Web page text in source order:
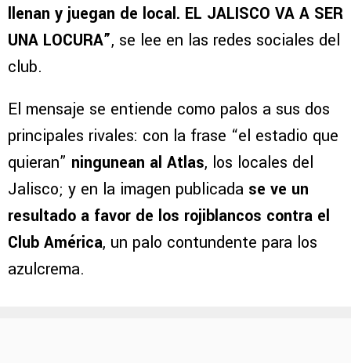
llenan y juegan de local. EL JALISCO VA A SER
UNA LOCURA”, se lee en las redes sociales del
club.
El mensaje se entiende como palos a sus dos
principales rivales: con la frase “el estadio que
quieran” ningunean al Atlas, los locales del
Jalisco; y en la imagen publicada se ve un
resultado a favor de los rojiblancos contra el
Club América, un palo contundente para los
azulcrema.